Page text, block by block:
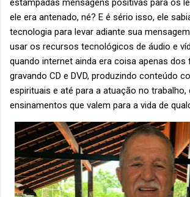
ele era antenado, né? E é sério isso, ele
tecnologia para levar adiante sua
usar os recursos tecnológicos de áudio e
quando internet ainda era coisa apenas dos
gravando CD e DVD, produzindo conteúdo
espirituais e até para a atuação no trabalho,
ensinamentos que valem para a vida de